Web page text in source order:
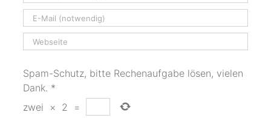
Spam-Schutz, bitte Rechenaufgabe lösen, vielen
Dank. *
zwei
× 2 =